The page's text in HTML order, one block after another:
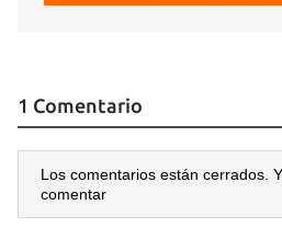
1 Comentario
Los comentarios están cerrados.
comentar